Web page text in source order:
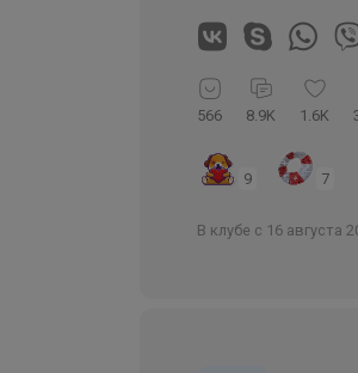
566 8.9K 1.6K
9 7
В клубе с 16 августа